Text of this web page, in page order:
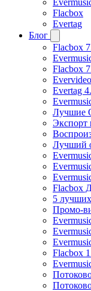
Flacbox
Evertag
Блог
Flacbox
Flacbox
Evertag
Лучшие
Экспорт
Лучший
Flacbox
5
Промо-
Flacbox